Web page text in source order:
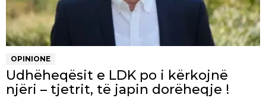
OPINIONE
Udhëheqësit e LDK po i kërkojnë
njëri – tjetrit, të japin dorëheqje !